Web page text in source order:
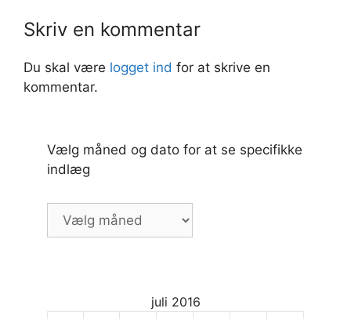
Skriv en kommentar
Du skal være logget ind for at skrive en
kommentar.
Vælg måned og dato for at se specifikke
indlæg
Vælg
måned
juli 2016